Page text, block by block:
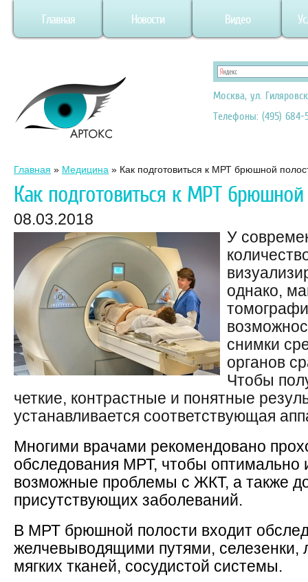
Главная Новости Видео
Москва, ул.
Телефоны: (495) 684-
Главная » Медицина » Как подготовиться к МРТ брюшной
Как подготовиться к МРТ брюшной
08.03.2018
У
однако,
снимки
органов
Чтобы
четкие, контрастные и понятные
устанавливается соответствующая
Многими врачами рекомендовано
обследования МРТ, чтобы оптимально
возможные проблемы с ЖКТ, а также
присутствующих заболеваний.
В МРТ брюшной полости входит
желчевыводящими путями, селезенки,
мягких тканей, сосудистой системы.